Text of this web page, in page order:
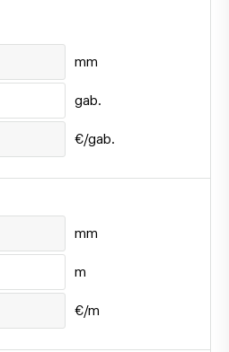
mm
gab.
€/gab.
mm
m
€/m